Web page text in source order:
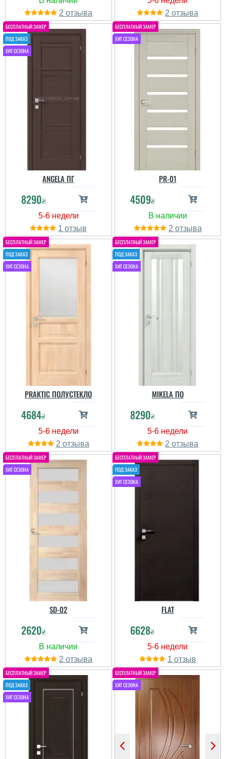
читати всі відгуки
2 2
ANGELA ПГ
8290₴
1
PR-01
4509₴
2
PRAKTIC ПОЛУСТЕКЛО
4684₴
2
MIKELA ПО
8290₴
2
SD-02
2620₴
2
FLAT
6628₴
1